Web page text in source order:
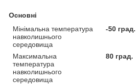
Основні
Мінімальна температура
навколишнього
середовища
-50 град.
Максимальна
температура
навколишнього
середовища
80 град.